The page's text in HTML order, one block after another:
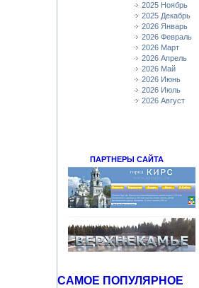
2025 Ноябрь
2025 Декабрь
2026 Январь
2026 Февраль
2026 Март
2026 Апрель
2026 Май
2026 Июнь
2026 Июль
2026 Август
ПАРТНЕРЫ САЙТА
САМОЕ ПОПУЛЯРНОЕ